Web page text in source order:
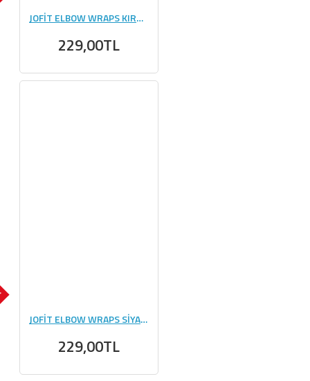
JOFİT ELBOW WRAPS KIRMIZI - SİYAH
229,00TL
JOFİT ELBOW WRAPS SİYAH - KIRMIZI
229,00TL